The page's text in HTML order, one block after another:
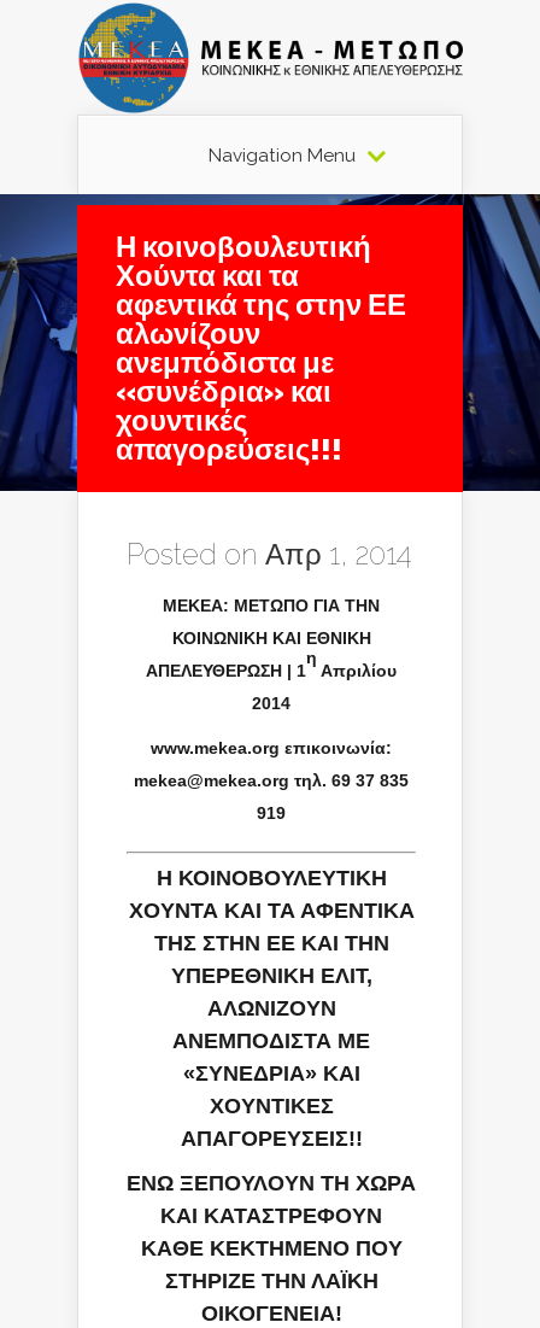
Navigation Menu
Η κοινοβουλευτική
Χούντα και τα
αφεντικά της στην ΕΕ
αλωνίζουν
ανεμπόδιστα με
«συνέδρια» και
χουντικές
απαγορεύσεις!!!
Posted on Απρ 1, 2014
ΜΕΚΕΑ: ΜΕΤΩΠΟ ΓΙΑ ΤΗΝ
ΚΟΙΝΩΝΙΚΗ ΚΑΙ ΕΘΝΙΚΗ
ΑΠΕΛΕΥΘΕΡΩΣΗ | 1
η
Απριλίου
2014
www.mekea.org επικοινωνία:
mekea@mekea.org τηλ. 69 37 835
919
Η ΚΟΙΝΟΒΟΥΛΕΥΤΙΚΗ
ΧΟΥΝΤΑ ΚΑΙ ΤΑ ΑΦΕΝΤΙΚΑ
ΤΗΣ ΣΤΗΝ ΕΕ ΚΑΙ ΤΗΝ
ΥΠΕΡΕΘΝΙΚΗ ΕΛΙΤ,
ΑΛΩΝΙΖΟΥΝ
ΑΝΕΜΠΟΔΙΣΤΑ ΜΕ
«ΣΥΝΕΔΡΙΑ» ΚΑΙ
ΧΟΥΝΤΙΚΕΣ
ΑΠΑΓΟΡΕΥΣΕΙΣ!!
ΕΝΩ ΞΕΠΟΥΛΟΥΝ ΤΗ ΧΩΡΑ
ΚΑΙ ΚΑΤΑΣΤΡΕΦΟΥΝ
ΚΑΘΕ ΚΕΚΤΗΜΕΝΟ ΠΟΥ
ΣΤΗΡΙΖΕ ΤΗΝ ΛΑΪΚΗ
ΟΙΚΟΓΕΝΕΙΑ!